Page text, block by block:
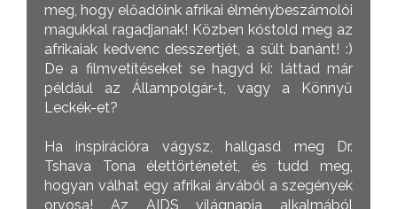
meg, hogy előadóink afrikai élménybeszámolói
magukkal ragadjanak! Közben kóstold meg az
afrikaiak kedvenc desszertjét, a sült banánt! :)
De a filmvetítéseket se hagyd ki: láttad már
például az Állampolgár-t, vagy a Könnyű
Leckék-et?
Ha inspirációra vágysz, hallgasd meg Dr.
Tshava Tona élettörténetét, és tudd meg,
hogyan válhat egy afrikai árvából a szegények
orvosa! Az AIDS világnapja alkalmából